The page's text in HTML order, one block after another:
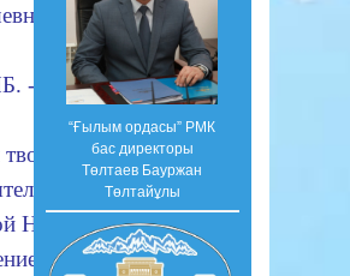
- Алматы,
Нурхан
и
“Ғылым ордасы” РМК
бас директоры
Төлтаев Бауржан
Төлтайұлы